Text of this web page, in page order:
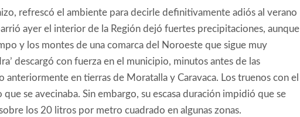
refrescó el ambiente para decirle definitivamente adiós al verano
ayer el interior de la Región dejó fuertes precipitaciones, aunque
y los montes de una comarca del Noroeste que sigue muy
descargó con fuerza en el municipio, minutos antes de las
anteriormente en tierras de Moratalla y Caravaca. Los truenos con el
se avecinaba. Sin embargo, su escasa duración impidió que se
los 20 litros por metro cuadrado en algunas zonas.